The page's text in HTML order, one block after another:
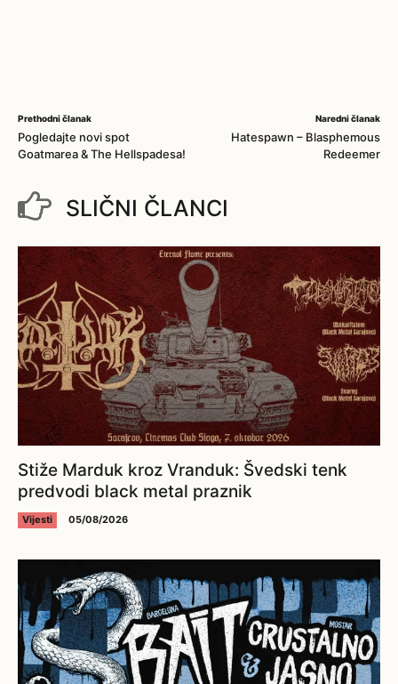
Prethodni članak
Pogledajte novi spot
Goatmarea & The Hellspadesa!
Naredni članak
Hatespawn – Blasphemous
Redeemer
SLIČNI ČLANCI
Stiže Marduk kroz Vranduk: Švedski tenk
predvodi black metal praznik
Vijesti 05/08/2026